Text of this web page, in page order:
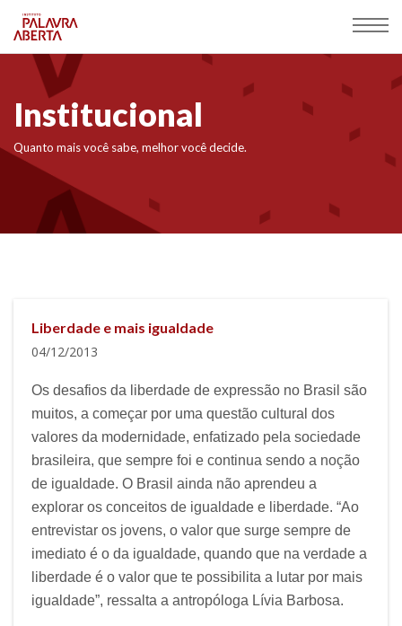
Institucional
Quanto mais você sabe, melhor você decide.
Liberdade e mais igualdade
04/12/2013
Os desafios da liberdade de expressão no Brasil são
muitos, a começar por uma questão cultural dos
valores da modernidade, enfatizado pela sociedade
brasileira, que sempre foi e continua sendo a noção
de igualdade. O Brasil ainda não aprendeu a
explorar os conceitos de igualdade e liberdade. “Ao
entrevistar os jovens, o valor que surge sempre de
imediato é o da igualdade, quando que na verdade a
liberdade é o valor que te possibilita a lutar por mais
igualdade”, ressalta a antropóloga Lívia Barbosa.